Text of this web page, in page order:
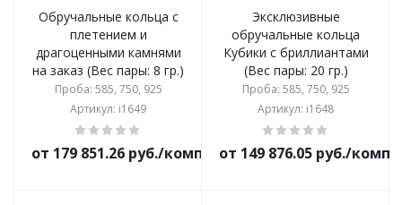
Обручальные кольца с
плетением и
драгоценными камнями
на заказ (Вес пары: 8 гр.)
Проба: 585, 750, 925
Артикул: i1649
от 179 851.26 руб./комплект
Эксклюзивные
обручальные кольца
Кубики с бриллиантами
(Вес пары: 20 гр.)
Проба: 585, 750, 925
Артикул: i1648
от 149 876.05 руб./